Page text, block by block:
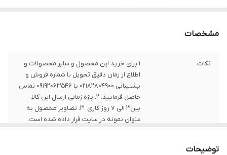
مشخصات
نکات
1.برای خرید این محصول و سایر محصولات و
اطلاع از زمان دقیق تحویل با شماره فروش و
پشتیبانی 02182804900 یا 09192063546 تماس
حاصل فرمایید. 2. بازه زمانی ارسال این کالا
بین3 الی 7 روز کاری .3. تصاویر محصول به
عنوان نمونه در سایت قرار داده شده است.
توضیحات